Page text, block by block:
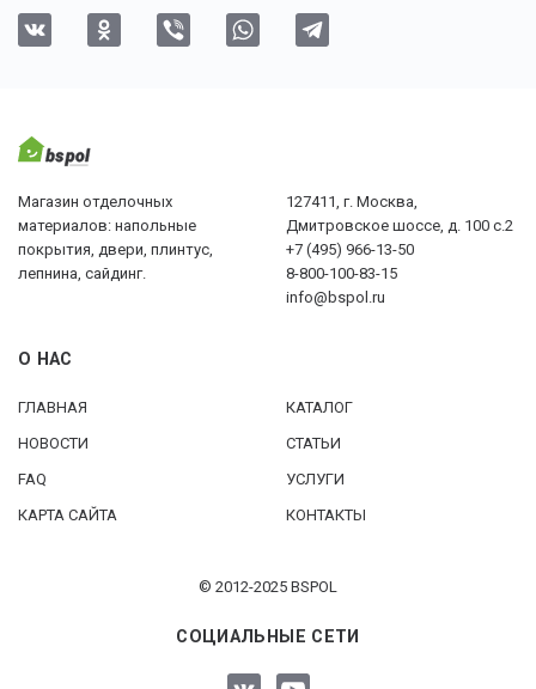
Магазин отделочных
материалов: напольные
покрытия, двери, плинтус,
лепнина, сайдинг.
127411, г. Москва,
Дмитровское шоссе, д. 100 с.2
+7 (495) 966-13-50
8-800-100-83-15
info@bspol.ru
О НАС
ГЛАВНАЯ
КАТАЛОГ
НОВОСТИ
СТАТЬИ
FAQ
УСЛУГИ
КАРТА САЙТА
КОНТАКТЫ
© 2012-2025 BSPOL
СОЦИАЛЬНЫЕ СЕТИ